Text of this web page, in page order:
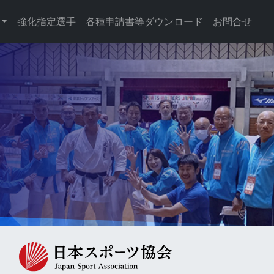
強化指定選手 各種申請書等ダウンロード お問合せ